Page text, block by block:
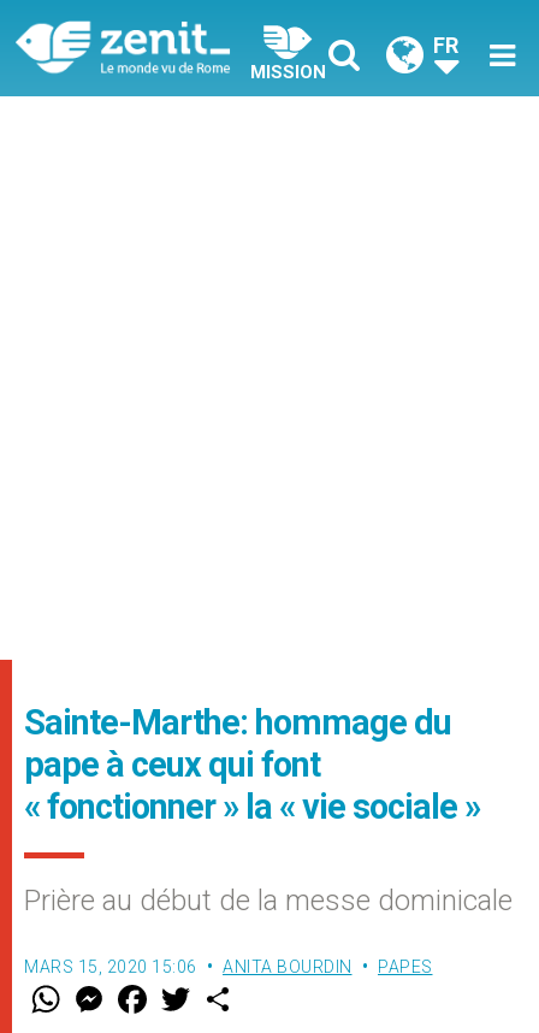
MISSION
FR
Sainte-Marthe: hommage du
pape à ceux qui font
« fonctionner » la « vie sociale »
Prière au début de la messe dominicale
MARS 15, 2020 15:06 ANITA BOURDIN PAPES
W M
e
F
a w